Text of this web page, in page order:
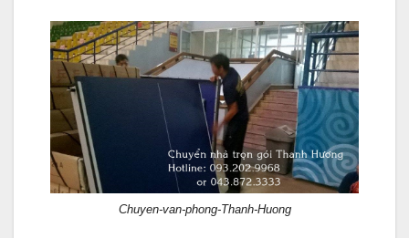
Chuyen-van-phong-Thanh-Huong